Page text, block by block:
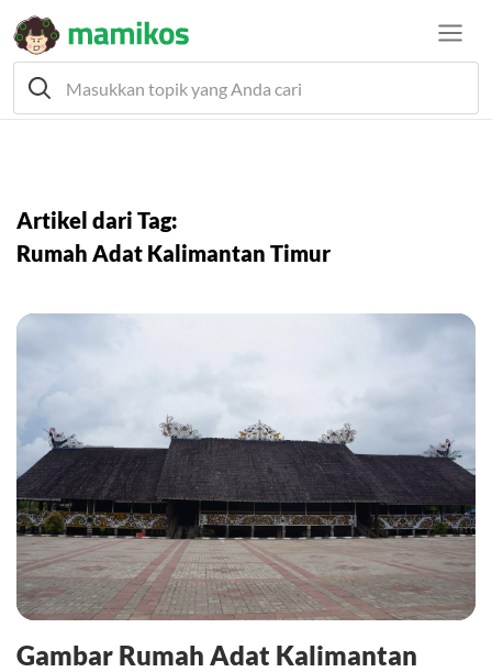
Artikel dari Tag:
Rumah Adat Kalimantan Timur
Gambar Rumah Adat Kalimantan